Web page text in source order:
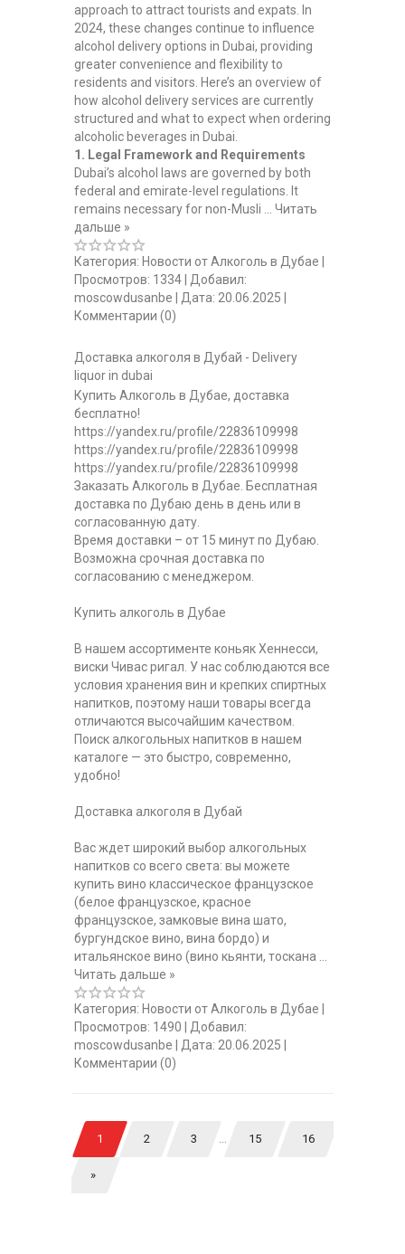
approach to attract tourists and expats. In
2024, these changes continue to influence
alcohol delivery options in Dubai, providing
greater convenience and flexibility to
residents and visitors. Here’s an overview of
how alcohol delivery services are currently
structured and what to expect when ordering
alcoholic beverages in Dubai.
1. Legal Framework and Requirements
Dubai’s alcohol laws are governed by both
federal and emirate-level regulations. It
remains necessary for non-Musli
Читать
дальше »
Категория: Новости от Алкоголь в Дубае
Просмотров: 1334
Добавил:
moscowdusanbe
Дата: 20.06.2025
Комментарии (0)
Доставка алкоголя в Дубай - Delivery
liquor in dubai
Купить Алкоголь в Дубае, доставка
бесплатно!
https://yandex.ru/profile/22836109998
https://yandex.ru/profile/22836109998
https://yandex.ru/profile/22836109998
Заказать Алкоголь в Дубае. Бесплатная
доставка по Дубаю день в день или в
согласованную дату.
Время доставки – от 15 минут по Дубаю.
Возможна срочная доставка по
согласованию с менеджером.
Купить алкоголь в Дубае
В нашем ассортименте коньяк Хеннесси,
виски Чивас ригал. У нас соблюдаются все
условия хранения вин и крепких спиртных
напитков, поэтому наши товары всегда
отличаются высочайшим качеством.
Поиск алкогольных напитков в нашем
каталоге — это быстро, современно,
удобно!
Доставка алкоголя в Дубай
Вас ждет широкий выбор алкогольных
напитков со всего света: вы можете
купить вино классическое французское
(белое французское, красное
французское, замковые вина шато,
бургундское вино, вина бордо) и
итальянское вино (вино кьянти, тоскана
Читать дальше »
Категория: Новости от Алкоголь в Дубае
Просмотров: 1490
Добавил:
moscowdusanbe
Дата: 20.06.2025
Комментарии (0)
1 2 3 15 16
»